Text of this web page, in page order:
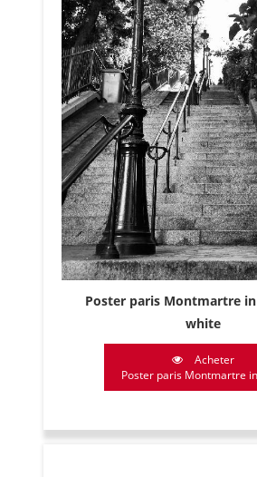
Poster paris Montmartre
white
Acheter
Poster paris Montmartre